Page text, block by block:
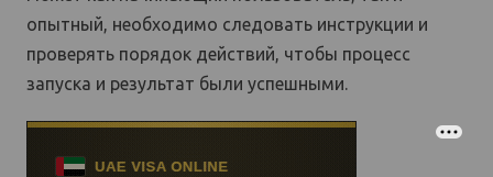
опытный, необходимо следовать инструкции и
проверять порядок действий, чтобы процесс
запуска и результат были успешными.